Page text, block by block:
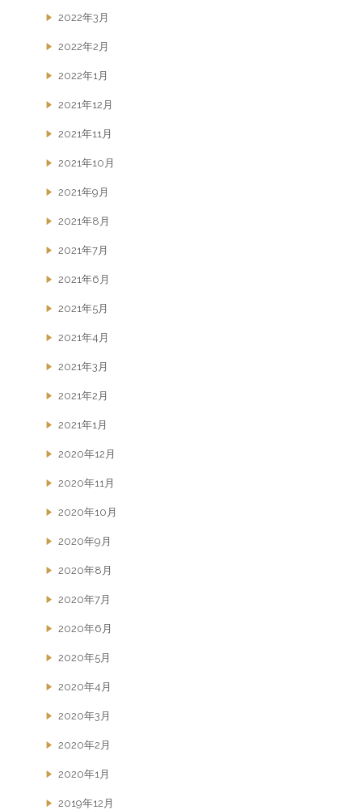
2022年3月
2022年2月
2022年1月
2021年12月
2021年11月
2021年10月
2021年9月
2021年8月
2021年7月
2021年6月
2021年5月
2021年4月
2021年3月
2021年2月
2021年1月
2020年12月
2020年11月
2020年10月
2020年9月
2020年8月
2020年7月
2020年6月
2020年5月
2020年4月
2020年3月
2020年2月
2020年1月
2019年12月